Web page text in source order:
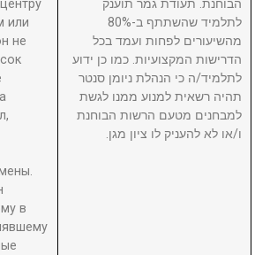
или
не
в
הבוחנת. תעודת גמר תוענק
לתלמיד שהשתתף ב-80%
מהשיעורים לפחות ועמד בכל
הדרישות המקצועיות. כמו כן ידוע
לתלמיד/ה כי הנהלת ניומן סנטר
תהיה רשאית למנוע ממנו לגשת
למבחנים מטעם הרשות הבוחנת
ו/או לא להעניק לו ציון מגן.